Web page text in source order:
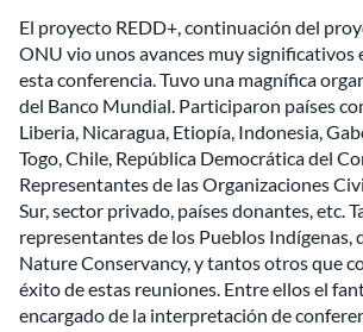
El proyecto REDD+, continuación del
ONU vio unos avances muy significativos
esta conferencia. Tuvo una magnífica
del Banco Mundial. Participaron países
Liberia, Nicaragua, Etiopía, Indonesia,
Togo, Chile, República Democrática del
Representantes de las Organizaciones
Sur, sector privado, países donantes, etc.
representantes de los Pueblos Indígenas,
Nature Conservancy, y tantos otros que
éxito de estas reuniones. Entre ellos el
encargado de la interpretación de